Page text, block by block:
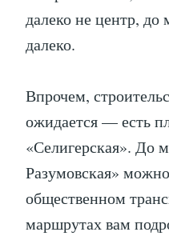
далеко не центр, до
далеко.
Впрочем,
ожидается — есть
«Селигерская». До
Разумовская»
общественном
маршрутах вам